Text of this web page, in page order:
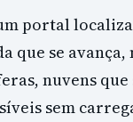
portal
se avança,
nuvens que
sem